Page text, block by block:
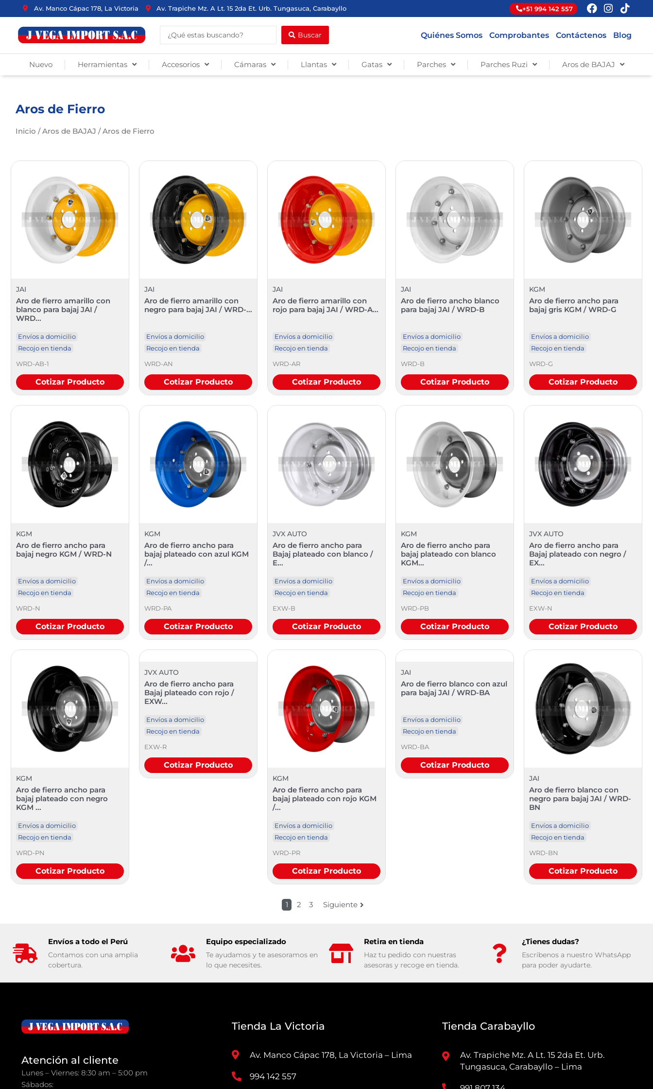
al
contenido
Av. Manco Cápac 178, La Victoria Av. Trapiche Mz. A Lt. 15 2da Et. Urb. Tungasuca, Carabayllo +51 994 142 557
Search
...
Buscar Quiénes Somos Comprobantes Contáctenos Blog
Nuevo Herramientas Accesorios Cámaras Llantas Gatas Parches Parches Ruzi Aros de BAJAJ
Aros de Fierro
Inicio /Aros de BAJAJ / Aros de Fierro
JAI
Aro de fierro amarillo con
blanco para bajaj JAI /
WRD...
Envíos a domicilio
Recojo en tienda
WRD-AB-1
Cotizar Producto
JAI
Aro de fierro amarillo con
negro para bajaj JAI / WRD-...
Envíos a domicilio
Recojo en tienda
WRD-AN
Cotizar Producto
JAI
Aro de fierro amarillo con
rojo para bajaj JAI / WRD-A...
Envíos a domicilio
Recojo en tienda
WRD-AR
Cotizar Producto
JAI
Aro de fierro ancho blanco
para bajaj JAI / WRD-B
Envíos a domicilio
Recojo en tienda
WRD-B
Cotizar Producto
KGM
Aro de fierro ancho para
bajaj gris KGM / WRD-G
Envíos a domicilio
Recojo en tienda
WRD-G
Cotizar Producto
KGM
Aro de fierro ancho para
bajaj negro KGM / WRD-N
Envíos a domicilio
Recojo en tienda
WRD-N
Cotizar Producto
KGM
Aro de fierro ancho para
bajaj plateado con azul KGM
/...
Envíos a domicilio
Recojo en tienda
WRD-PA
Cotizar Producto
JVX AUTO
Aro de fierro ancho para
Bajaj plateado con blanco /
E...
Envíos a domicilio
Recojo en tienda
EXW-B
Cotizar Producto
KGM
Aro de fierro ancho para
bajaj plateado con blanco
KGM...
Envíos a domicilio
Recojo en tienda
WRD-PB
Cotizar Producto
JVX AUTO
Aro de fierro ancho para
Bajaj plateado con negro /
EX...
Envíos a domicilio
Recojo en tienda
EXW-N
Cotizar Producto
KGM
Aro de fierro ancho para
bajaj plateado con negro
KGM ...
Envíos a domicilio
Recojo en tienda
WRD-PN
Cotizar Producto
JVX AUTO
Aro de fierro ancho para
Bajaj plateado con rojo /
EXW...
Envíos a domicilio
Recojo en tienda
EXW-R
Cotizar Producto
KGM
Aro de fierro ancho para
bajaj plateado con rojo KGM
/...
Envíos a domicilio
Recojo en tienda
WRD-PR
Cotizar Producto
JAI
Aro de fierro blanco con azul
para bajaj JAI / WRD-BA
Envíos a domicilio
Recojo en tienda
WRD-BA
Cotizar Producto
JAI
Aro de fierro blanco con
negro para bajaj JAI / WRD-
BN
Envíos a domicilio
Recojo en tienda
WRD-BN
Cotizar Producto
1 2 3 Siguiente
Envíos a todo el Perú
Contamos con una amplia
cobertura.
Equipo especializado
Te ayudamos y te asesoramos en
lo que necesites.
Retira en tienda
Haz tu pedido con nuestras
asesoras y recoge en tienda.
¿Tienes dudas?
Escríbenos a nuestro WhatsApp
para poder ayudarte.
Atención al cliente
Lunes – Viernes: 8:30 am – 5:00 pm
Sábados:
Tienda La Victoria
Av. Manco Cápac 178, La Victoria – Lima
994 142 557
Tienda Carabayllo
Av. Trapiche Mz. A Lt. 15 2da Et. Urb.
Tungasuca, Carabayllo – Lima